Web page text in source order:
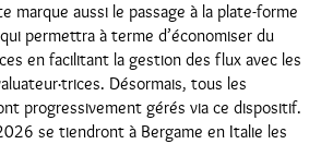
marque aussi le passage à la plate-forme
permettra à terme d’économiser du
en facilitant la gestion des flux avec les
Désormais, tous les
progressivement gérés via ce dispositif.
se tiendront à Bergame en Italie les